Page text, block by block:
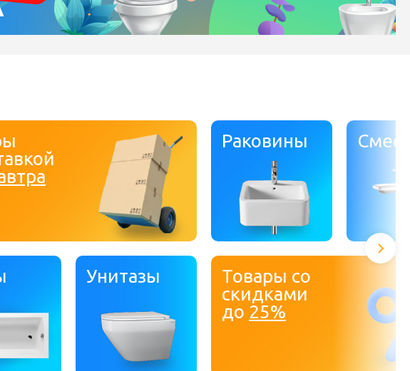
Унитазы
Раковины
Товары со
скидками
до 25%